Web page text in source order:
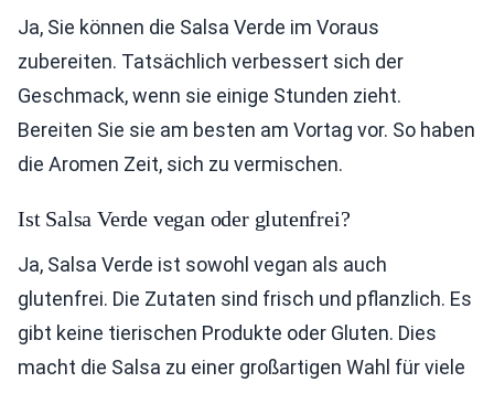
Ja, Sie können die Salsa Verde im Voraus
zubereiten. Tatsächlich verbessert sich der
Geschmack, wenn sie einige Stunden zieht.
Bereiten Sie sie am besten am Vortag vor. So haben
die Aromen Zeit, sich zu vermischen.
Ist Salsa Verde vegan oder glutenfrei?
Ja, Salsa Verde ist sowohl vegan als auch
glutenfrei. Die Zutaten sind frisch und pflanzlich. Es
gibt keine tierischen Produkte oder Gluten. Dies
macht die Salsa zu einer großartigen Wahl für viele